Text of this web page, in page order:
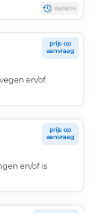
06/08/26
prijs op
aanvraag
en/of
prijs op
aanvraag
en/of is